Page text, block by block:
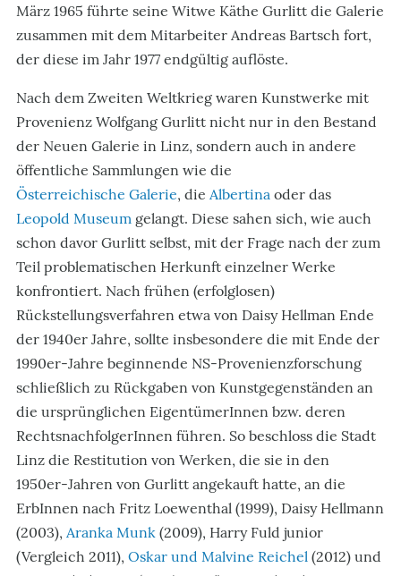
März 1965 führte seine Witwe Käthe Gurlitt die Galerie
zusammen mit dem Mitarbeiter Andreas Bartsch fort,
der diese im Jahr 1977 endgültig auflöste.
Nach dem Zweiten Weltkrieg waren Kunstwerke mit
Provenienz Wolfgang Gurlitt nicht nur in den Bestand
der Neuen Galerie in Linz, sondern auch in andere
öffentliche Sammlungen wie die
Österreichische Galerie, die Albertina oder das
Leopold Museum gelangt. Diese sahen sich, wie auch
schon davor Gurlitt selbst, mit der Frage nach der zum
Teil problematischen Herkunft einzelner Werke
konfrontiert. Nach frühen (erfolglosen)
Rückstellungsverfahren etwa von Daisy Hellman Ende
der 1940er Jahre, sollte insbesondere die mit Ende der
1990er-Jahre beginnende NS-Provenienzforschung
schließlich zu Rückgaben von Kunstgegenständen an
die ursprünglichen EigentümerInnen bzw. deren
RechtsnachfolgerInnen führen. So beschloss die Stadt
Linz die Restitution von Werken, die sie in den
1950er-Jahren von Gurlitt angekauft hatte, an die
ErbInnen nach Fritz Loewenthal (1999), Daisy Hellmann
(2003), Aranka Munk (2009), Harry Fuld junior
(Vergleich 2011), Oskar und Malvine Reichel (2012) und